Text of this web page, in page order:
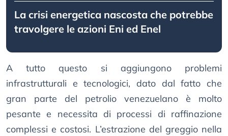
La crisi energetica nascosta che potrebbe
travolgere le azioni Eni ed Enel
A tutto questo si aggiungono problemi
infrastrutturali e tecnologici, dato dal fatto che
gran parte del petrolio venezuelano è molto
pesante e necessita di processi di raffinazione
complessi e costosi. L’estrazione del greggio nella